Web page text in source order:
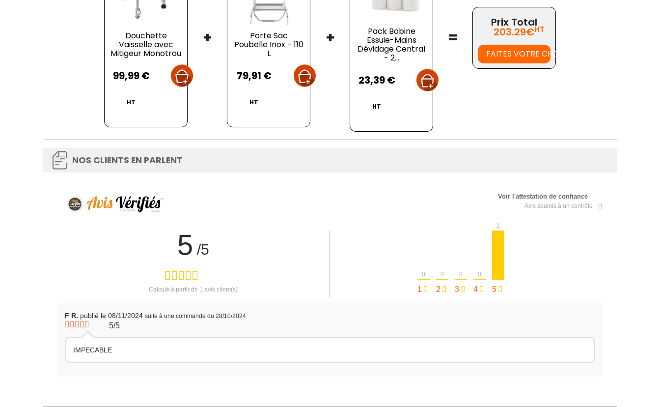
Douchette
Vaisselle avec
Mitigeur Monotrou
99,99 €
HT
+ Porte Sac
Poubelle Inox - 110
L
79,91 €
HT
+ Pack Bobine
Essuie-Mains
Dévidage Central
- 2...
23,39 €
HT
=
Prix Total
203.29€HT
FAITES VOTRE CHOIX
NOS CLIENTS EN PARLENT
Voir l'attestation de confiance
Avis soumis à un contrôle
5 /5
Calculé à partir de 1 avis client(s) 1
0
2
0
3
0
4
0
5
1
F R. publié le 08/11/2024 suite à une commande du 28/10/2024
5/5
IMPECABLE